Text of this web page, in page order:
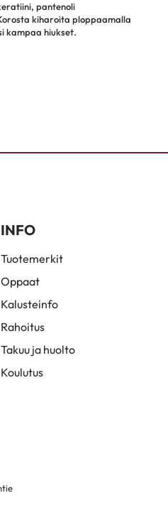
pantenoli
kiharoita ploppaamalla
kampaa hiukset.
INFO
Tuotemerkit
Oppaat
Kalusteinfo
Rahoitus
Takuu ja huolto
Koulutus